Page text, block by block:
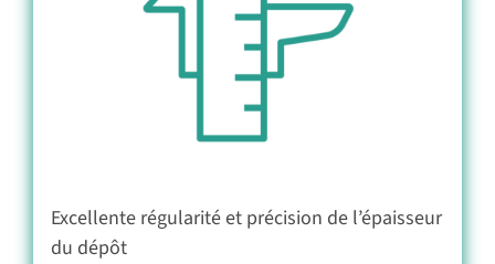
Excellente régularité et précision de l’épaisseur
du dépôt